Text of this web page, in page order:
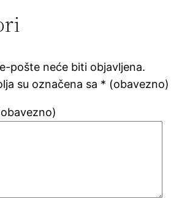
pošte neće biti objavljena.
su označena sa * (obavezno)